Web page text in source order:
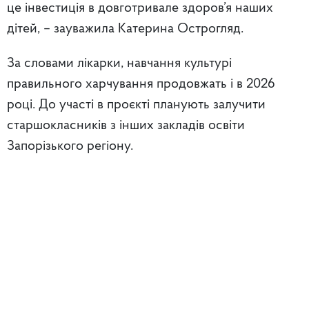
це інвестиція в довготривале здоров’я наших
дітей, – зауважила Катерина Острогляд.
За словами лікарки, навчання культурі
правильного харчування продовжать і в 2026
році. До участі в проєкті планують залучити
старшокласників з інших закладів освіти
Запорізького регіону.